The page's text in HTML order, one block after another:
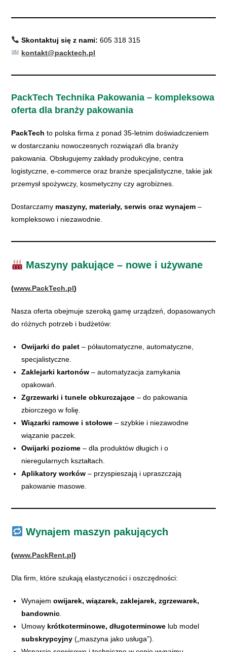
Skontaktuj się z nami: 605 318 315
kontakt@packtech.pl
PackTech Technika Pakowania – kompleksowa
oferta dla branży pakowania
PackTech to polska firma z ponad 35-letnim doświadczeniem
w dostarczaniu nowoczesnych rozwiązań dla branży
pakowania. Obsługujemy zakłady produkcyjne, centra
logistyczne, e-commerce oraz branże specjalistyczne, takie jak
przemysł spożywczy, kosmetyczny czy agrobiznes.
Dostarczamy maszyny, materiały, serwis oraz wynajem –
kompleksowo i niezawodnie.
Maszyny pakujące – nowe i używane
(www.PackTech.pl)
Nasza oferta obejmuje szeroką gamę urządzeń, dopasowanych
do różnych potrzeb i budżetów:
Owijarki do palet – półautomatyczne, automatyczne,
specjalistyczne.
Zaklejarki kartonów – automatyzacja zamykania
opakowań.
Zgrzewarki i tunele obkurczające – do pakowania
zbiorczego w folię.
Wiązarki ramowe i stołowe – szybkie i niezawodne
wiązanie paczek.
Owijarki poziome – dla produktów długich i o
nieregularnych kształtach.
Aplikatory worków – przyspieszają i upraszczają
pakowanie masowe.
Wynajem maszyn pakujących
(www.PackRent.pl)
Dla firm, które szukają elastyczności i oszczędności:
Wynajemowijarek, wiązarek, zaklejarek, zgrzewarek,
bandownic
Umowy krótkoterminowe, długoterminowe lub model
subskrypcyjny („maszyna jako usługa”).